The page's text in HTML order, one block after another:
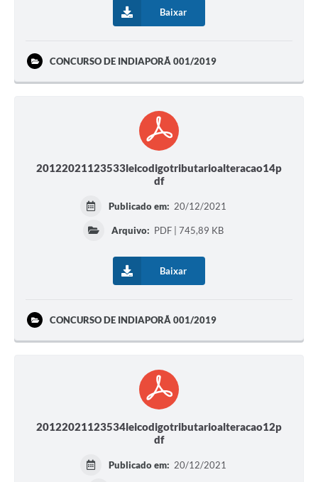
Baixar
CONCURSO DE INDIAPORÃ 001/2019
20122021123533leicodigotributarioalteracao14p
df
Publicado em: 20/12/2021
Arquivo: PDF | 745,89 KB
Baixar
CONCURSO DE INDIAPORÃ 001/2019
20122021123534leicodigotributarioalteracao12p
df
Publicado em: 20/12/2021